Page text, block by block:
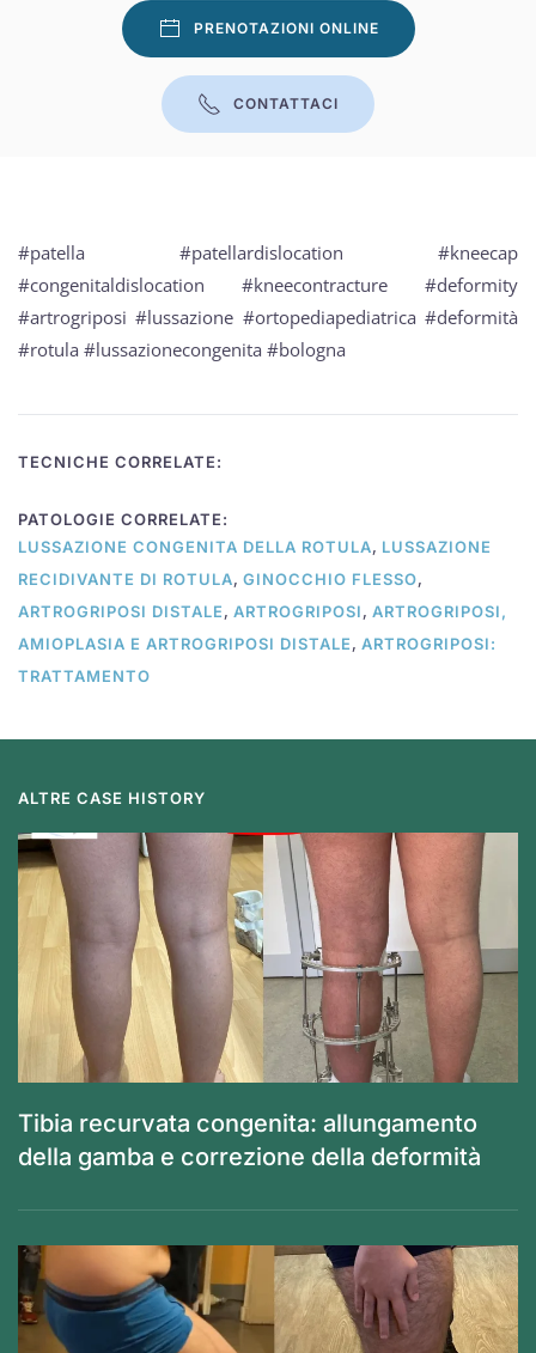
PRENOTAZIONI ONLINE
CONTATTACI
#patella #patellardislocation #kneecap
#congenitaldislocation #kneecontracture #deformity
#artrogriposi #lussazione #ortopediapediatrica #deformità
#rotula #lussazionecongenita #bologna
TECNICHE CORRELATE:
PATOLOGIE CORRELATE:
LUSSAZIONE CONGENITA DELLA ROTULA, LUSSAZIONE
RECIDIVANTE DI ROTULA, GINOCCHIO FLESSO,
ARTROGRIPOSI DISTALE, ARTROGRIPOSI, ARTROGRIPOSI,
AMIOPLASIA E ARTROGRIPOSI DISTALE, ARTROGRIPOSI:
TRATTAMENTO
ALTRE CASE HISTORY
Tibia recurvata congenita: allungamento
della gamba e correzione della deformità